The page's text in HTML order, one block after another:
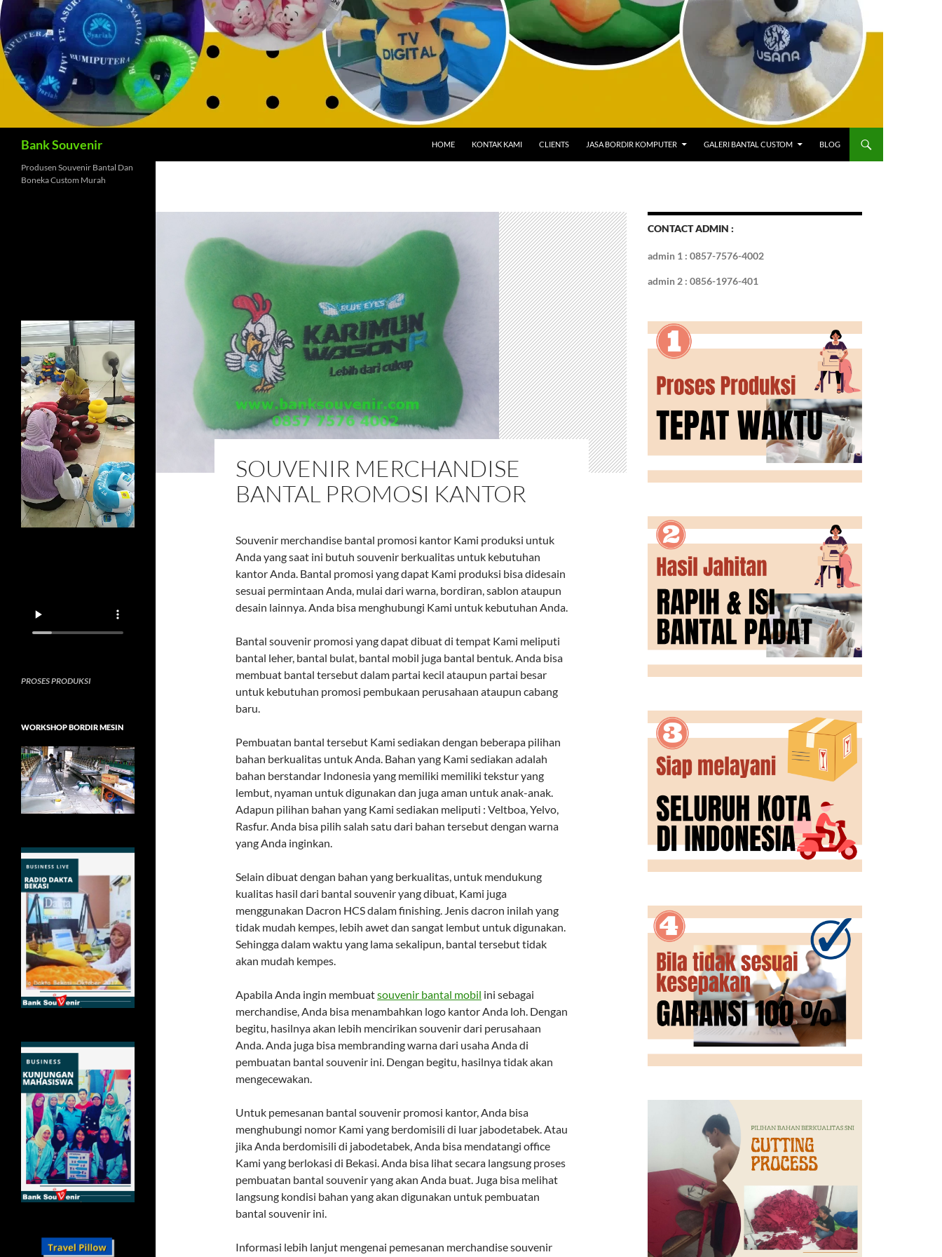
Bank Souvenir HOME KONTAK KAMI CLIENTS JASA BORDIR KOMPUTER GALERI BANTAL CUSTOM BLOG
SOUVENIR MERCHANDISE
BANTAL PROMOSI KANTOR
Souvenir merchandise bantal promosi kantor Kami produksi untuk
Anda yang saat ini butuh souvenir berkualitas untuk kebutuhan
kantor Anda. Bantal promosi yang dapat Kami produksi bisa didesain
sesuai permintaan Anda, mulai dari warna, bordiran, sablon ataupun
desain lainnya. Anda bisa menghubungi Kami untuk kebutuhan Anda.
Bantal souvenir promosi yang dapat dibuat di tempat Kami meliputi
bantal leher, bantal bulat, bantal mobil juga bantal bentuk. Anda bisa
membuat bantal tersebut dalam partai kecil ataupun partai besar
untuk kebutuhan promosi pembukaan perusahaan ataupun cabang
baru.
Pembuatan bantal tersebut Kami sediakan dengan beberapa pilihan
bahan berkualitas untuk Anda. Bahan yang Kami sediakan adalah
bahan berstandar Indonesia yang memiliki memiliki tekstur yang
lembut, nyaman untuk digunakan dan juga aman untuk anak-anak.
Adapun pilihan bahan yang Kami sediakan meliputi : Veltboa, Yelvo,
Rasfur. Anda bisa pilih salah satu dari bahan tersebut dengan warna
yang Anda inginkan.
Selain dibuat dengan bahan yang berkualitas, untuk mendukung
kualitas hasil dari bantal souvenir yang dibuat, Kami juga
menggunakan Dacron HCS dalam finishing. Jenis dacron inilah yang
tidak mudah kempes, lebih awet dan sangat lembut untuk digunakan.
Sehingga dalam waktu yang lama sekalipun, bantal tersebut tidak
akan mudah kempes.
Apabila Anda ingin membuatsouvenir bantal mobil ini sebagai
merchandise, Anda bisa menambahkan logo kantor Anda loh. Dengan
begitu, hasilnya akan lebih mencirikan souvenir dari perusahaan
Anda. Anda juga bisa membranding warna dari usaha Anda di
pembuatan bantal souvenir ini. Dengan begitu, hasilnya tidak akan
mengecewakan.
Untuk pemesanan bantal souvenir promosi kantor, Anda bisa
menghubungi nomor Kami yang berdomisili di luar jabodetabek. Atau
jika Anda berdomisili di jabodetabek, Anda bisa mendatangi office
Kami yang berlokasi di Bekasi. Anda bisa lihat secara langsung proses
pembuatan bantal souvenir yang akan Anda buat. Juga bisa melihat
langsung kondisi bahan yang akan digunakan untuk pembuatan
bantal souvenir ini.
Informasi lebih lanjut mengenai pemesanan merchandise souvenir
CONTACT ADMIN :
admin 1 : 0857-7576-4002
admin 2 : 0856-1976-401
Produsen Souvenir Bantal Dan
Boneka Custom Murah
PROSES PRODUKSI
WORKSHOP BORDIR MESIN